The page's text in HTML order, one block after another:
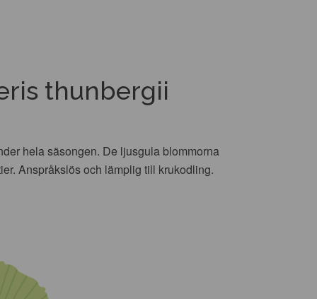
thunbergii
hela säsongen. De ljusgula blommorna
Anspråkslös och lämplig till krukodling.